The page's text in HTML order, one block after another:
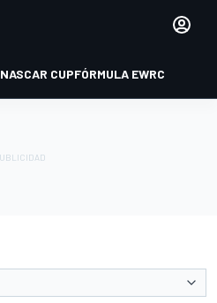
NASCAR CUPFÓRMULA EWRC